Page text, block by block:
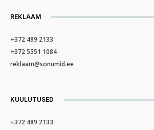
REKLAAM
+372 489 2133
+372 5551 1084
reklaam@sonumid.ee
KUULUTUSED
+372 489 2133